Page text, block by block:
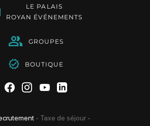
LE PALAIS
ROYAN ÉVÉNEMENTS
GROUPES
BOUTIQUE
Suivez-nous sur Facebook
Suivez-nous sur
Suivez-nous sur
Suivez-nous sur
- Taxe de séjour -